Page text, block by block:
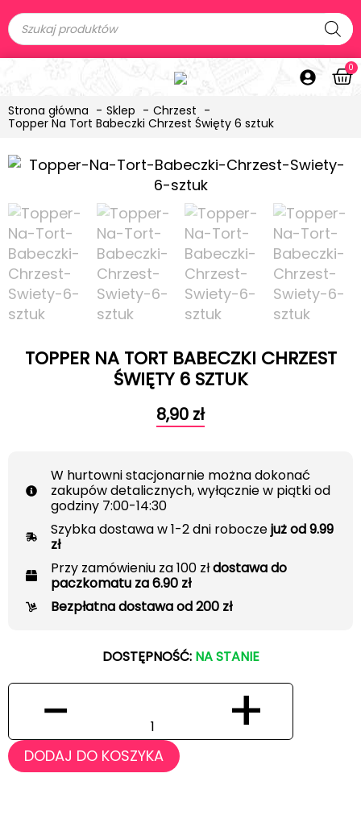
0
Strona główna Sklep
Chrzest
Topper Na Tort Babeczki Chrzest Święty 6 sztuk
TOPPER NA TORT BABECZKI CHRZEST
ŚWIĘTY 6 SZTUK
8,90 zł
W hurtowni stacjonarnie można dokonać
zakupów detalicznych, wyłącznie w piątki od
godziny 7:00-14:30
Szybka dostawa w 1-2 dni roboczejuż od 9.99
zł
Przy zamówieniu za 100 złdostawa do
paczkomatu za 6.90 zł
Bezpłatna dostawa od 200 zł
DOSTĘPNOŚĆ: NA STANIE
− +
DODAJ DO KOSZYKA